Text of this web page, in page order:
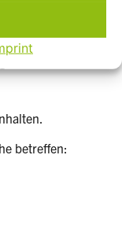
betreffen: